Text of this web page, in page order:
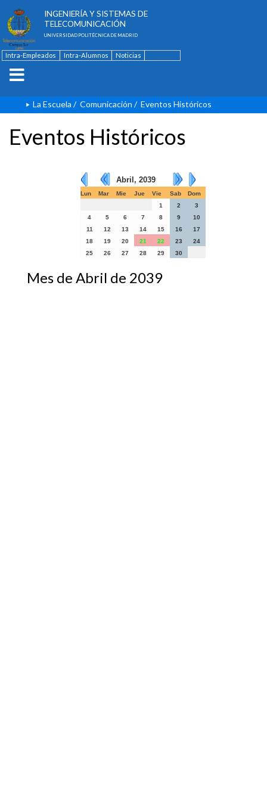
INGENIERÍA Y SISTEMAS DE
TELECOMUNICACIÓN
UNIVERSIDAD POLITÉCNICA DE MADRID
Intra-Empleados Intra-Alumnos
Noticias
La Escuela / Comunicación / Eventos Históricos
Eventos Históricos
Abril, 2039
Lun Mar Mie Jue Vie Sab
Dom
1
2
3
4
5 6 7 8 9
10
11
12 13 14 15 16
17
18
19 20 21 22 23
24
25
26 27 28 29 30
Mes de Abril de 2039